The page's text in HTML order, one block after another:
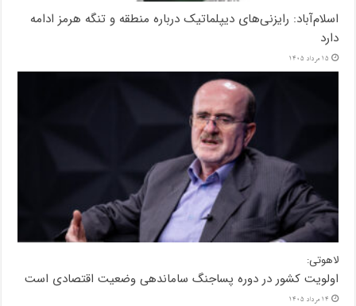
اسلام‌آباد: رایزنی‌های دیپلماتیک درباره منطقه و تنگه هرمز ادامه
دارد
15 مرداد 1405
لاهوتی:
اولویت کشور در دوره پساجنگ ساماندهی وضعیت اقتصادی است
14 مرداد 1405